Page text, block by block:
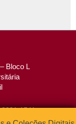
Bloco L
1541